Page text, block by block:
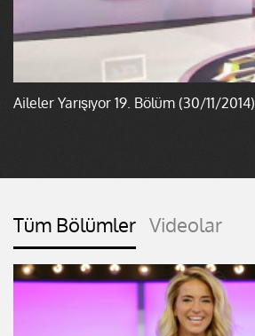
Aileler Yarışıyor 19. Bölüm (30/11/2014)
Tüm Bölümler Videolar